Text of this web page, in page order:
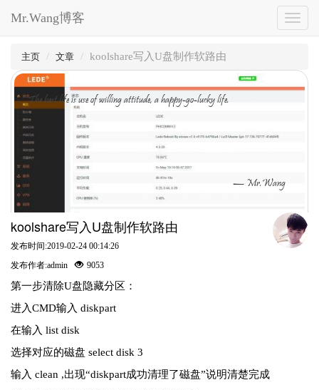
Toggle
Mr.Wang博客
主页 文章 koolshare写入U盘制作软路由
The best life is use of willing attitude, a happy-go-lucky life.
— Mr.Wang
koolshare写入U盘制作软路由
发布时间:2019-02-24 00:14:26
发布作者:admin
9053
第一步清除U盘隐藏分区：
进入CMD输入 diskpart
在输入 list disk
选择对应的磁盘 select disk 3
输入 clean ,出现“diskpart成功清理了磁盘”说明清楚完成